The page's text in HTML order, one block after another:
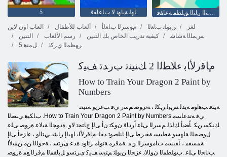
5 ﺎﻬﻟ ﺔﻳﺎﻬﻧ ﻻ ﺕﺎﻋﺎﻘﻓ
ﺎﻬﻟ ﺔﻳﺎﻬﻧ ﻻ ﻲﺘﻟﺍ ﺭﺎﻨﻟﺍ ﻖﻠﻄﻣ ﺔﻋﺎﻘﻓ
العاب اون لاين
ألعاب للأطفال ﻡﻮﺳﺮﻟﺍ ﺏﺎﻌﻟﺃ ﻦﻳﻮﻠﺗ ﺏﺎﻌﻟﺍ
لغز
التنين
رسم الألعاب كيفية تدريب الخاص بك التنين
ﺲﻤﻠﻟﺍ ﺔﺷﺎﺷ
5 ﻞﻤﺘﻫ
ﺮﻬﻈﻤﻟﺍ ﻱﺮﻛﺫ
ﻡﺎﻗﺭﻷ ﺎﺑ ءﻼ ﻄﻟﺍ 2 ﻚﻨﻴﻨﺗ ﺏﺭﺪﺗ ﻒﻴﻛ
How to Train Your Dragon 2 Paint by
Numbers
.ﺔﻴﻨﻓ ﺐﻫﺍﻮﻣ ﻪﻳﺪﻟ ﺲﻴﻟ ﻦﻜﻟ ، ﻪﺗﺭﻮﺻ ﻢﺳﺭ ﻲﻓ ﺐﻏﺮﻳﻭ ﻪﻨﻴﻨﺗ
ﺏﺎﻜﻴﻫ ﻲﺒﺼﻟﺍ .How to Train Your Dragon 2 Paint by Numbers ﻲﻓ ﻪﺗﺪﻋﺎﺴﻣ
ﻚﻨﻜﻤﻳ ﻦﻜ .ﺎًﻀﻳﺃ ﻚﻟﺬﻟ ﻢﺳﺮﻟﺍ ﻰﻠﻋ ﺍًﺭﺩﺎﻗ ﻥﻮﻜﺗ ﻥﺃ ﻰﻟﺇ ﺝﺎﺘﺤﺗ ﻻ ﻭ .ﺓﺩﻮﺠﻟﺍ ﺔﻴﻟﺎﻋ ﺓﺭﻮﺻ ﻰﻠﻋ
ﻝﻮﺼﺤﻠﻟ ﺔﻠﻬﺳﻭ ﺔﻄﻴﺴﺑ ﺔﻘﻳﺮﻃ ﻰﻟﺇ ﺎﻨﻠﺻﻮﺗ ﺪﻘﻟ .ﻡﺎﻗﺭﻷ ﺎﺑ ﺎﻬﻴﻟﺇ ﺭﺎﺸﻳ ﻲﺘﻟﺍﻭ ، ءﺍﺰﺟﺃ ﻰﻟﺇ
ﺔﻤﺴﻘﻣ ، ﺎًﻘﺒﺴﻣ ﺕﺎﻣﻮﺳﺮﻟﺍ ﻦﻣ .ﺔﻤﻗﺮﻣ ﺔﻧﻮﻠﻣ ﺮﺋﺍﻭﺩ ﺓﺪﻋ ﻯﺮﺘﺳ ، ﺔﺣﻮﻠﻟﺍ ﻦﻣ ﻦﻤﻳﻷ ﺍ
ﺐﻧﺎﺠﻟﺍ ﻰﻠﻋ .ﺏﻮﻠﻄﻤﻟﺍ ﻥﻮﻠﻟﺎﺑ ءﺰﺠﻟﺍ ﻦﻳﻮﻠﺗ ﻢﺘﻴﺳ ﻒﻴﻛ ﻯﺮﺘﺳﻭ ﻞﺑﺎﻘﻤﻟﺍ ﻢﻗﺮﻟﺍ ﻊﻣ ﺓﺭﻮﺼ